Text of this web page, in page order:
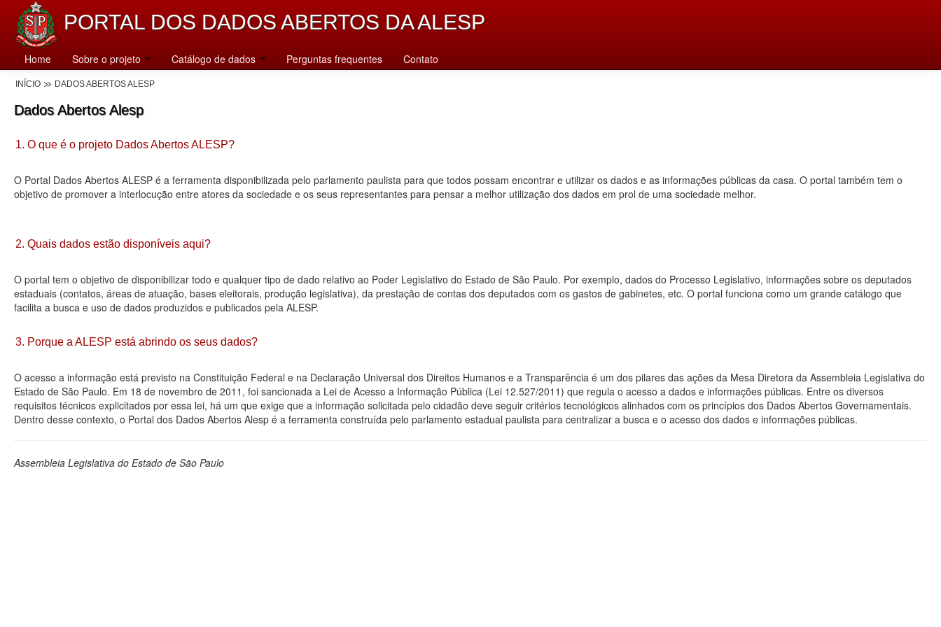
PORTAL DOS DADOS ABERTOS DA ALESP
Home Sobre o projeto Catálogo de dados Perguntas frequentes Contato
INÍCIO DADOS ABERTOS ALESP
Dados Abertos Alesp
1. O que é o projeto Dados Abertos ALESP?
O Portal Dados Abertos ALESP é a ferramenta disponibilizada pelo parlamento paulista para que todos possam encontrar e utilizar os dados e as informações públicas da casa. O portal também tem o
objetivo de promover a interlocução entre atores da sociedade e os seus representantes para pensar a melhor utilização dos dados em prol de uma sociedade melhor.
2. Quais dados estão disponíveis aqui?
O portal tem o objetivo de disponibilizar todo e qualquer tipo de dado relativo ao Poder Legislativo do Estado de São Paulo. Por exemplo, dados do Processo Legislativo, informações sobre os deputados
estaduais (contatos, áreas de atuação, bases eleitorais, produção legislativa), da prestação de contas dos deputados com os gastos de gabinetes, etc. O portal funciona como um grande catálogo que
facilita a busca e uso de dados produzidos e publicados pela ALESP.
3. Porque a ALESP está abrindo os seus dados?
O acesso a informação está previsto na Constituição Federal e na Declaração Universal dos Direitos Humanos e a Transparência é um dos pilares das ações da Mesa Diretora da Assembleia Legislativa do
Estado de São Paulo. Em 18 de novembro de 2011, foi sancionada a Lei de Acesso a Informação Pública (Lei 12.527/2011) que regula o acesso a dados e informações públicas. Entre os diversos
requisitos técnicos explicitados por essa lei, há um que exige que a informação solicitada pelo cidadão deve seguir critérios tecnológicos alinhados com os princípios dos Dados Abertos Governamentais.
Dentro desse contexto, o Portal dos Dados Abertos Alesp é a ferramenta construída pelo parlamento estadual paulista para centralizar a busca e o acesso dos dados e informações públicas.
Assembleia Legislativa do Estado de São Paulo